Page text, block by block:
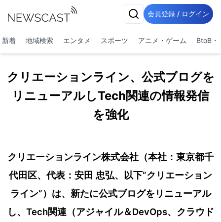
会員登録 / ログイン
新着 地域検索 エンタメ スポーツ アニメ・ゲーム BtoB・
クリエーションライン、公式ブログを
リニューアルしTech関連の情報発信
を強化
クリエーションライン株式会社（本社：東京都千
代田区、代表：安田 忠弘、以下”クリエーション
ライン”）は、新たに公式ブログをリニューアル
し、Tech関連（アジャイル＆DevOps、クラウド